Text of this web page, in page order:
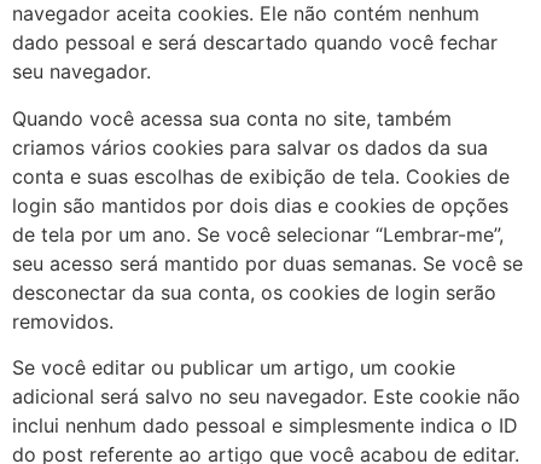
navegador aceita cookies. Ele não contém nenhum
dado pessoal e será descartado quando você fechar
seu navegador.
Quando você acessa sua conta no site, também
criamos vários cookies para salvar os dados da sua
conta e suas escolhas de exibição de tela. Cookies de
login são mantidos por dois dias e cookies de opções
de tela por um ano. Se você selecionar “Lembrar-me”,
seu acesso será mantido por duas semanas. Se você se
desconectar da sua conta, os cookies de login serão
removidos.
Se você editar ou publicar um artigo, um cookie
adicional será salvo no seu navegador. Este cookie não
inclui nenhum dado pessoal e simplesmente indica o ID
do post referente ao artigo que você acabou de editar.